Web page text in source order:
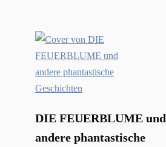
DIE FEUERBLUME und
andere phantastische